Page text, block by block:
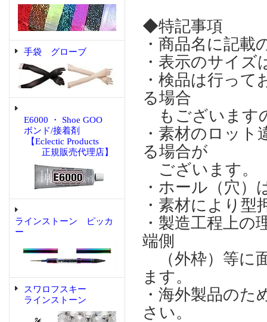
手袋 グローブ
E6000 ・ Shoe GOO
ボンド/接着剤
【Eclectic Products
正規販売代理店】
ラインストーン ピッカ
ー
スワロフスキー
ラインストーン
◆特記事項
・商品名に記
・表示のサイ
・検品は行っ
る場合
もございます
・素材のロッ
る場合が
ございます。
・ホール（穴
・素材により
・製造工程上
端側
（外枠）等に
ます。
・海外製品の
さい。